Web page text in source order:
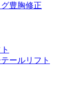
豊胸修正
ールリフト